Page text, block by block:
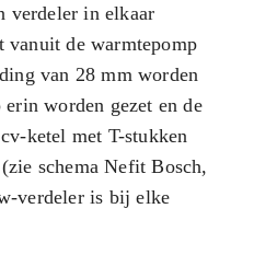
verdeler in elkaar
vanuit de warmtepomp
van 28 mm worden
worden gezet en de
ketel met T-stukken
schema Nefit Bosch,
verdeler is bij elke